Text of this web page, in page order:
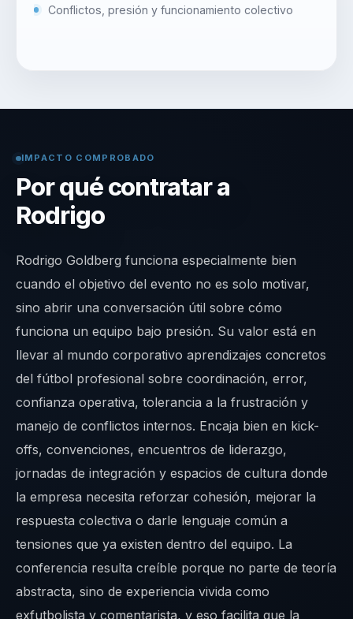
Conflictos, presión y funcionamiento colectivo
IMPACTO COMPROBADO
Por qué contratar a
Rodrigo
Rodrigo Goldberg funciona especialmente bien
cuando el objetivo del evento no es solo motivar,
sino abrir una conversación útil sobre cómo
funciona un equipo bajo presión. Su valor está en
llevar al mundo corporativo aprendizajes concretos
del fútbol profesional sobre coordinación, error,
confianza operativa, tolerancia a la frustración y
manejo de conflictos internos. Encaja bien en kick-
offs, convenciones, encuentros de liderazgo,
jornadas de integración y espacios de cultura donde
la empresa necesita reforzar cohesión, mejorar la
respuesta colectiva o darle lenguaje común a
tensiones que ya existen dentro del equipo. La
conferencia resulta creíble porque no parte de teoría
abstracta, sino de experiencia vivida como
exfutbolista y comentarista, y eso facilita que la